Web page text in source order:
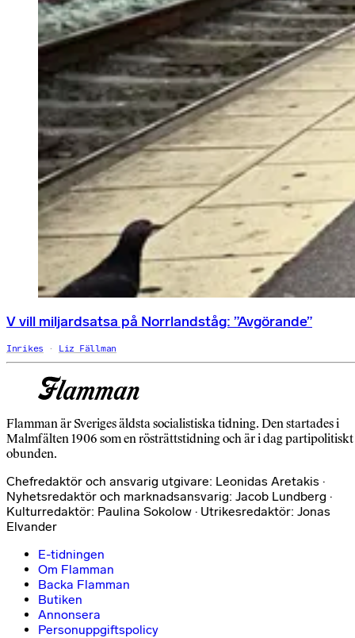
V vill miljardsatsa på Norrlandståg: ”Avgörande”
Inrikes Liz Fällman
Flamman är Sveriges äldsta socialistiska tidning. Den startades i
Malmfälten 1906 som en rösträttstidning och är i dag partipolitiskt
obunden.
Chefredaktör och ansvarig utgivare: Leonidas Aretakis ·
Nyhetsredaktör och marknadsansvarig: Jacob Lundberg ·
Kulturredaktör: Paulina Sokolow · Utrikesredaktör: Jonas
Elvander
E-tidningen
Om Flamman
Backa Flamman
Butiken
Annonsera
Personuppgiftspolicy